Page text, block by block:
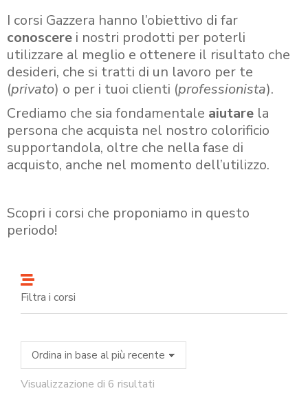
I corsi Gazzera hanno l’obiettivo di far
conoscere i nostri prodotti per poterli
utilizzare al meglio e ottenere il risultato che
desideri, che si tratti di un lavoro per te
(privato) o per i tuoi clienti (professionista).
Crediamo che sia fondamentale aiutare la
persona che acquista nel nostro colorificio
supportandola, oltre che nella fase di
acquisto, anche nel momento dell’utilizzo.
Scopri i corsi che proponiamo in questo
periodo!
Filtra i corsi
Visualizzazione di 6 risultati